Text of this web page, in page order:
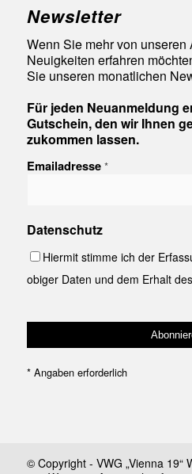
Newsletter
Wenn Sie mehr von unseren
Neuigkeiten erfahren
Sie unseren monatlichen
Für jeden Neuanmeldung
Gutschein, den wir Ihnen
zukommen lassen.
Emailadresse *
Datenschutz
Hiermit stimme ich der
obiger Daten und dem Erhalt
*Angaben erforderlich
© Copyright - VWG „Vienna 19“